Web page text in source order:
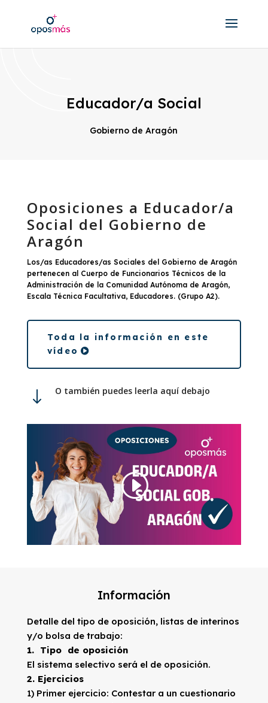
Educador/a Social
Gobierno de Aragón
Oposiciones a Educador/a
Social del Gobierno de
Aragón
​Los/as Educadores/as Sociales del Gobierno de Aragón
pertenecen al Cuerpo de Funcionarios Técnicos de la
Administración de la Comunidad Autónoma de Aragón,
Escala Técnica Facultativa, Educadores. (Grupo A2).
Toda la información en este
vídeo
" O también puedes leerla aquí debajo
Información
Detalle del tipo de oposición, listas de interinos
y/o bolsa de trabajo:
1. Tipo de oposición
El sistema selectivo será el de oposición.
2. Ejercicios
1) Primer ejercicio: Contestar a un cuestionario